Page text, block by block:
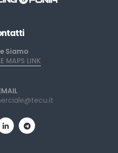
Siamo
MAPS LINK